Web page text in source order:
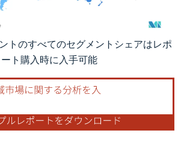
。再利用にはCC BY 4.0の表示が必要です。
トのすべてのセグメントシェアはレポ
ート購入時に入手可能